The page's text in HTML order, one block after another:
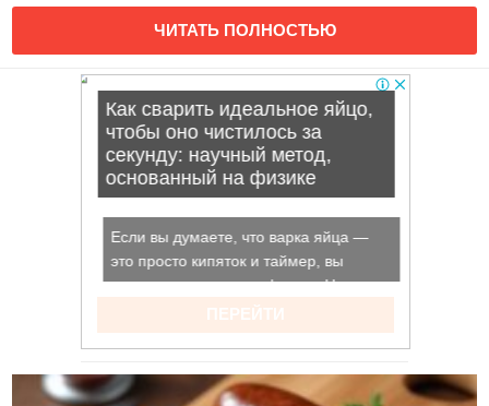
ЧИТАТЬ ПОЛНОСТЬЮ